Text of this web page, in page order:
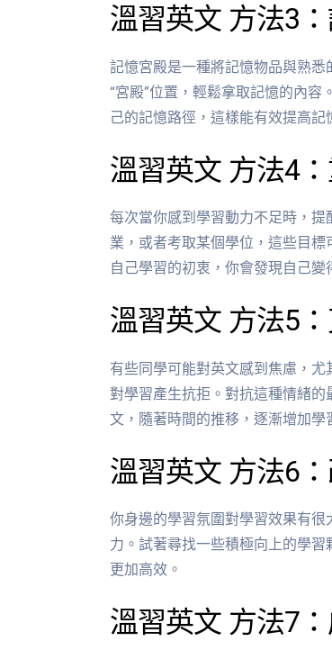
溫習英文 方法3
記憶宮殿是一種將記憶物品與熟
“宮殿”位置，輕鬆拿取記憶的內
己的記憶路徑，這樣能有效提高記
溫習英文 方法4
每次當你感到學習動力不足時，
業，或者考取某個學位，這些目
自己學習的初衷，你會發現自己變
溫習英文 方法5
有些同學可能對英文感到焦慮，
對學習產生抗拒。對抗這種情緒
文，隨著時間的推移，逐漸增加
溫習英文 方法6
你身邊的學習氛圍對學習效果有
力。試著尋找一些積極向上的學
更加高效。
溫習英文 方法7